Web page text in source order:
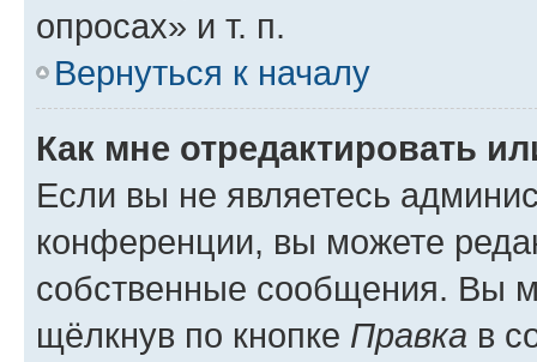
опросах» и т. п.
Вернуться к началу
Как мне отредактировать
Если вы не являетесь
конференции, вы можете
собственные сообщения. Вы
щёлкнув по кнопке Правка в